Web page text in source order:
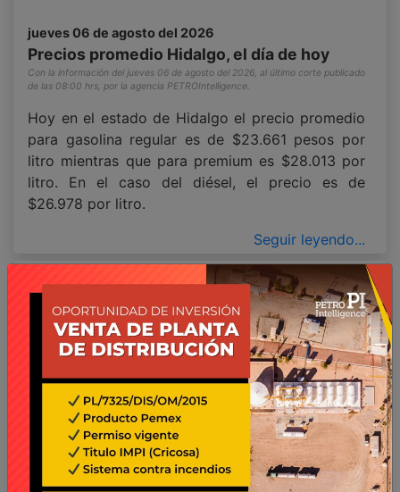
jueves 06 de agosto del 2026
Precios promedio Hidalgo, el día de hoy
Con la información del jueves 06 de agosto del 2026, al último corte publicado
de las 08:00 hrs, por la agencia PETROIntelligence.
Hoy en el estado de Hidalgo el precio promedio
para gasolina regular es de $23.661 pesos por
litro mientras que para premium es $28.013 por
litro. En el caso del diésel, el precio es de
$26.978 por litro.
Seguir leyendo...
jueves 06 de agosto del 2026
Precios promedio Jalisco, el día de hoy
Con la información del jueves 06 de agosto del 2026, al último corte publicado